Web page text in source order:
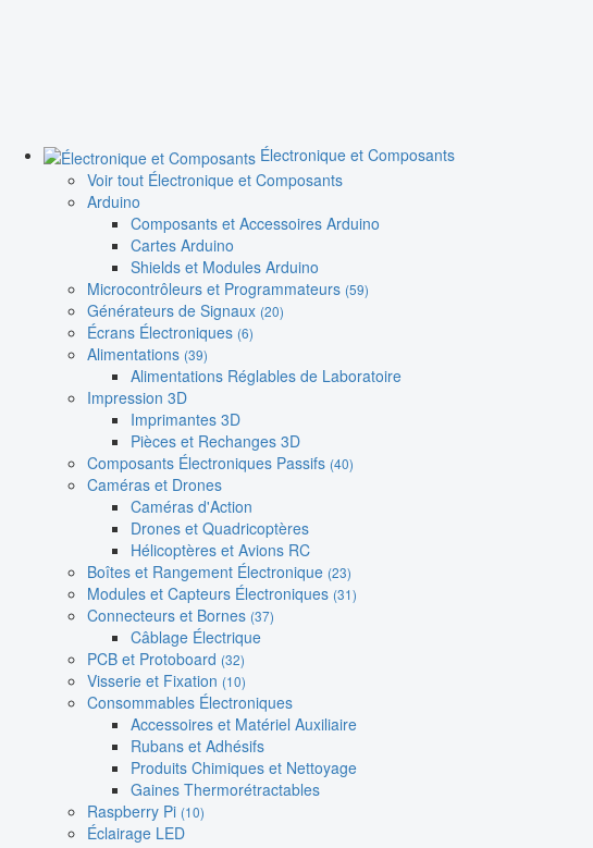
Électronique et Composants
Voir tout Électronique et Composants
Arduino
Composants et Accessoires Arduino
Cartes Arduino
Shields et Modules Arduino
Microcontrôleurs et Programmateurs (59)
Générateurs de Signaux (20)
Écrans Électroniques (6)
Alimentations (39)
Alimentations Réglables de Laboratoire
Impression 3D
Imprimantes 3D
Pièces et Rechanges 3D
Composants Électroniques Passifs (40)
Caméras et Drones
Caméras d'Action
Drones et Quadricoptères
Hélicoptères et Avions RC
Boîtes et Rangement Électronique (23)
Modules et Capteurs Électroniques (31)
Connecteurs et Bornes (37)
Câblage Électrique
PCB et Protoboard (32)
Visserie et Fixation (10)
Consommables Électroniques
Accessoires et Matériel Auxiliaire
Rubans et Adhésifs
Produits Chimiques et Nettoyage
Gaines Thermorétractables
Raspberry Pi (10)
Éclairage LED